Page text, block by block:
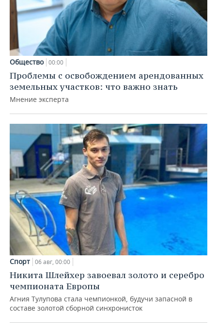
Общество 00:00
Проблемы с освобождением арендованных
земельных участков: что важно знать
Мнение эксперта
Спорт 06 авг, 00:00
Никита Шлейхер завоевал золото и серебро
чемпионата Европы
Агния Тулупова стала чемпионкой, будучи запасной в
составе золотой сборной синхронисток